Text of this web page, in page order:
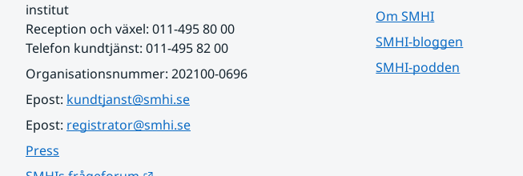
institut
Reception och växel: 011-495 80 00
Telefon kundtjänst: 011-495 82 00
Organisationsnummer: 202100-0696
Epost: kundtjanst@smhi.se
Epost: registrator@smhi.se
Press
Om SMHI
SMHI-bloggen
SMHI-podden